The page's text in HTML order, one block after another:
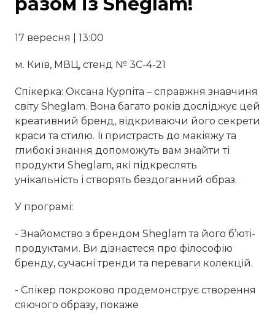
17 вересня | 13:00
м. Київ, МВЦ, стенд № 3C-4-21
Спікерка: Оксана Курпіта – справжня знавчиня
світу Sheglam. Вона багато років досліджує цей
креативний бренд, відкриваючи його секрети
краси та стилю. Її пристрасть до макіяжу та
глибокі знання допоможуть вам знайти ті
продукти Sheglam, які підкреслять
унікальність і створять бездоганний образ.
У програмі:
- Знайомство з брендом Sheglam та його б’юті-
продуктами. Ви дізнаєтеся про філософію
бренду, сучасні тренди та переваги колекцій.
- Спікер покроково продемонструє створення
сяючого образу, покаже